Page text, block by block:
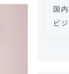
国
ビ